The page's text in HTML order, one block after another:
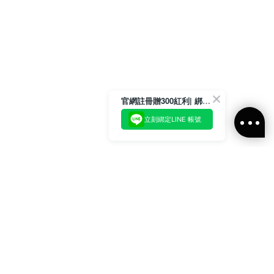
官網註冊贈300紅利| 綁定LINE再領取專屬優惠
立刻綁定LINE 帳號